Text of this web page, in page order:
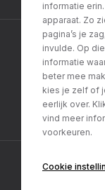
informatie
apparaat. Zo
pagina’s je
invulde. Op
informatie
beter mee
kies je zelf of
eerlijk over.
vind meer
voorkeuren.
Cookie